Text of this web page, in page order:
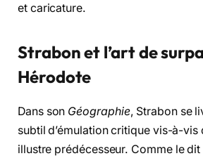
et caricature.
Strabon et l’art de
Hérodote
Dans son Géographie, Strabon se
subtil d’émulation critique vis-à-vis
illustre prédécesseur. Comme le